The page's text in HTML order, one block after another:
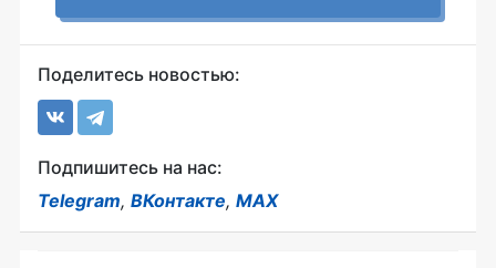
Поделитесь новостью:
Подпишитесь на нас:
Telegram, ВКонтакте, MAX